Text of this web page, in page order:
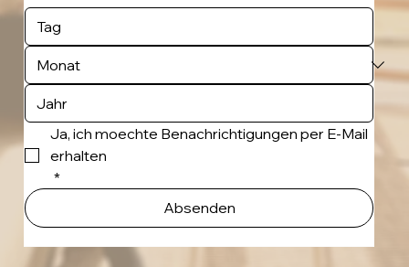
Ja, ich moechte Benachrichtigungen per E-Mail
erhalten
*
Absenden